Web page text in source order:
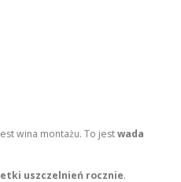
wina montażu. To jestwada
uszczelnień rocznie.